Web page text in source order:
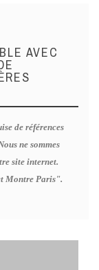
AVEC
de références
ne sommes
site internet.
Montre Paris".